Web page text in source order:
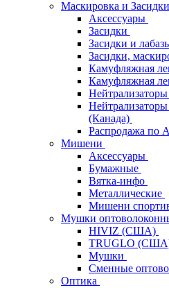
Маскировка и Засидки
Аксессуары
Засидки
Засидки и
Засидки,
Камуфляжная
Камуфляжная
Нейтрализаторы
(Канада)
Распродажа
Мишени
Аксессуары
Бумажные
Вятка-инфо
Металлические
Мишени
Мушки
HIVIZ (США)
TRUGLO
Мушки
Сменные
Оптика